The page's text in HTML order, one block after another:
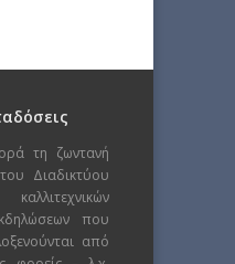
τη ζωντανή
Διαδικτύου
που
από